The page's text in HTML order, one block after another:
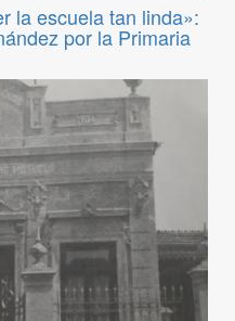
la escuela tan linda»:
por la Primaria